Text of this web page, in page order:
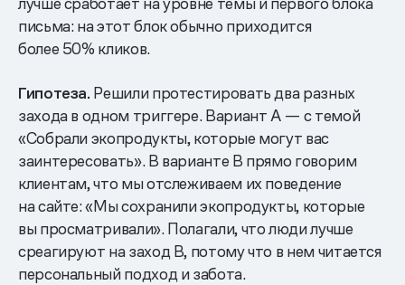
письма: на этот блок обычно приходится
более 50% кликов.
Гипотеза. Решили протестировать два разных
захода в одном триггере. Вариант А — с темой
«Собрали экопродукты, которые могут вас
заинтересовать». В варианте B прямо говорим
клиентам, что мы отслеживаем их поведение
на сайте: «Мы сохранили экопродукты, которые
вы просматривали». Полагали, что люди лучше
среагируют на заход В, потому что в нем читается
персональный подход и забота.